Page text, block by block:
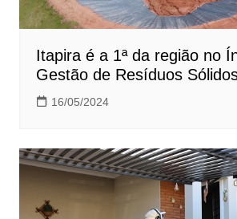
Itapira é a 1ª da região no
Gestão de Resíduos
16/05/2024